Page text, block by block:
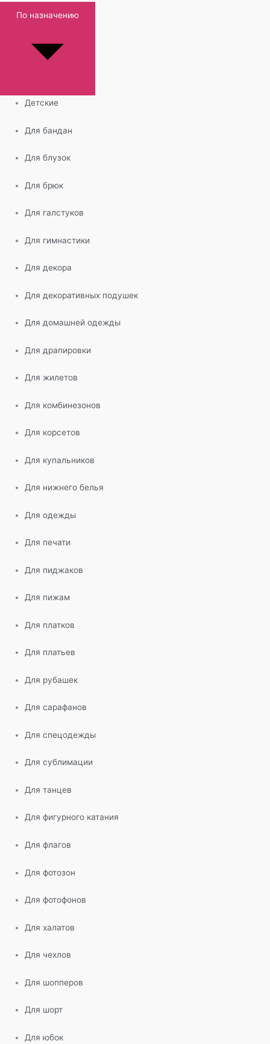
По назначению
Детские
Для бандан
Для блузок
Для брюк
Для галстуков
Для гимнастики
Для декора
Для декоративных подушек
Для домашней одежды
Для драпировки
Для жилетов
Для комбинезонов
Для корсетов
Для купальников
Для нижнего белья
Для одежды
Для печати
Для пиджаков
Для пижам
Для платков
Для платьев
Для рубашек
Для сарафанов
Для спецодежды
Для сублимации
Для танцев
Для фигурного катания
Для флагов
Для фотозон
Для фотофонов
Для халатов
Для чехлов
Для шопперов
Для шорт
Для юбок